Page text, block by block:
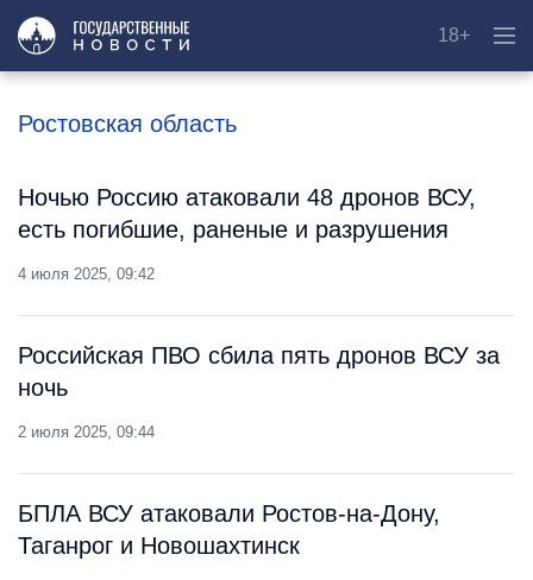
18+
Ростовская область
Ночью Россию атаковали 48 дронов ВСУ,
есть погибшие, раненые и разрушения
4 июля 2025, 09:42
Российская ПВО сбила пять дронов ВСУ за
ночь
2 июля 2025, 09:44
БПЛА ВСУ атаковали Ростов-на-Дону,
Таганрог и Новошахтинск